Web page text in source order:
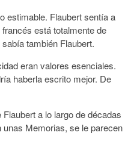
estimable. Flaubert sentía a
está totalmente de
también Flaubert.
eran valores esenciales.
haberla escrito mejor. De
a lo largo de décadas
Memorias, se le parecen